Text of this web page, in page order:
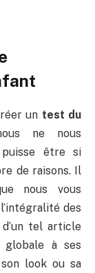
un test du
ne nous
être si
de raisons. Il
nous vous
des
tel article
globale à ses
look ou sa